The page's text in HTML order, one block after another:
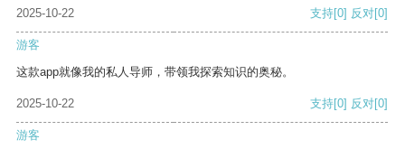
2025-10-22 支持[0] 反对[0]
游客
这款app就像我的私人导师，带领我探索知识的奥秘。
2025-10-22 支持[0] 反对[0]
游客